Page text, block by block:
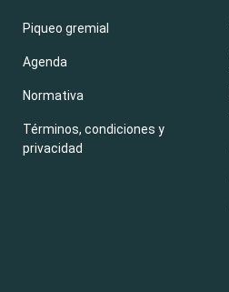
Piqueo gremial
Agenda
Normativa
Términos, condiciones y
privacidad